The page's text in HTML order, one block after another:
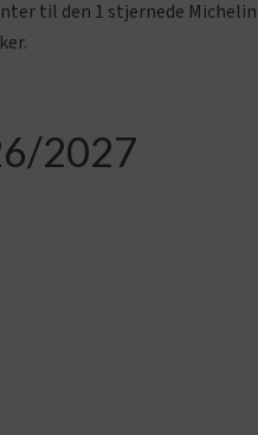
til den 1 stjernede
2027